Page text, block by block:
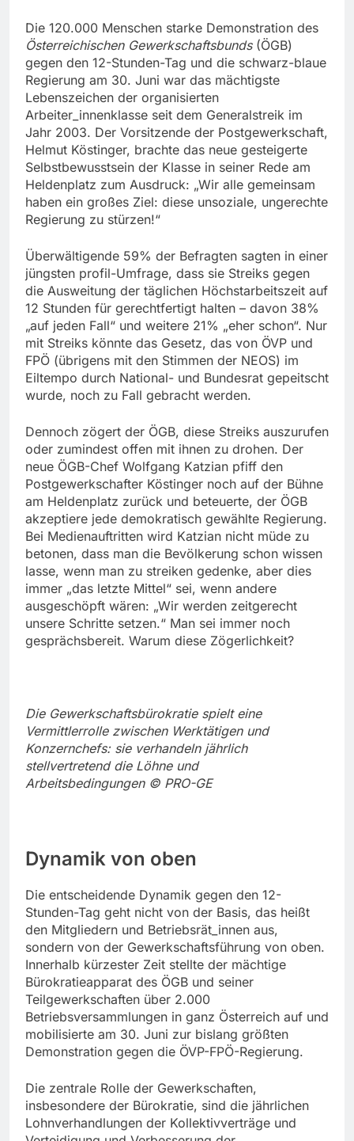
Die 120.000 Menschen starke Demonstration des
Österreichischen Gewerkschaftsbunds(ÖGB)
gegen den 12-Stunden-Tag und die schwarz-blaue
Regierung am 30. Juni war das mächtigste
Lebenszeichen der organisierten
Arbeiter_innenklasse seit dem Generalstreik im
Jahr 2003. Der Vorsitzende der Postgewerkschaft,
Helmut Köstinger, brachte das neue gesteigerte
Selbstbewusstsein der Klasse in seiner Rede am
Heldenplatz zum Ausdruck: „Wir alle gemeinsam
haben ein großes Ziel: diese unsoziale, ungerechte
Regierung zu stürzen!“
Überwältigende 59% der Befragten sagten in einer
jüngsten profil-Umfrage, dass sie Streiks gegen
die Ausweitung der täglichen Höchstarbeitszeit auf
12 Stunden für gerechtfertigt halten – davon 38%
„auf jeden Fall“ und weitere 21% „eher schon“. Nur
mit Streiks könnte das Gesetz, das von ÖVP und
FPÖ (übrigens mit den Stimmen der NEOS) im
Eiltempo durch National- und Bundesrat gepeitscht
wurde, noch zu Fall gebracht werden.
Dennoch zögert der ÖGB, diese Streiks auszurufen
oder zumindest offen mit ihnen zu drohen. Der
neue ÖGB-Chef Wolfgang Katzian pfiff den
Postgewerkschafter Köstinger noch auf der Bühne
am Heldenplatz zurück und beteuerte, der ÖGB
akzeptiere jede demokratisch gewählte Regierung.
Bei Medienauftritten wird Katzian nicht müde zu
betonen, dass man die Bevölkerung schon wissen
lasse, wenn man zu streiken gedenke, aber dies
immer „das letzte Mittel“ sei, wenn andere
ausgeschöpft wären: „Wir werden zeitgerecht
unsere Schritte setzen.“ Man sei immer noch
gesprächsbereit. Warum diese Zögerlichkeit?
Die Gewerkschaftsbürokratie spielt eine
Vermittlerrolle zwischen Werktätigen und
Konzernchefs: sie verhandeln jährlich
stellvertretend die Löhne und
Arbeitsbedingungen © PRO-GE
Dynamik von oben
Die entscheidende Dynamik gegen den 12-
Stunden-Tag geht nicht von der Basis, das heißt
den Mitgliedern und Betriebsrät_innen aus,
sondern von der Gewerkschaftsführung von oben.
Innerhalb kürzester Zeit stellte der mächtige
Bürokratieapparat des ÖGB und seiner
Teilgewerkschaften über 2.000
Betriebsversammlungen in ganz Österreich auf und
mobilisierte am 30. Juni zur bislang größten
Demonstration gegen die ÖVP-FPÖ-Regierung.
Die zentrale Rolle der Gewerkschaften,
insbesondere der Bürokratie, sind die jährlichen
Lohnverhandlungen der Kollektivverträge und